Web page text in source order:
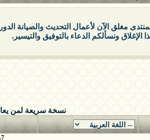
مغلق الآن لأعمال التحديث والصيانة
الإغلاق ونسألكم الدعاء بالتوفيق والتيسير.
نسخة سريعة لمن